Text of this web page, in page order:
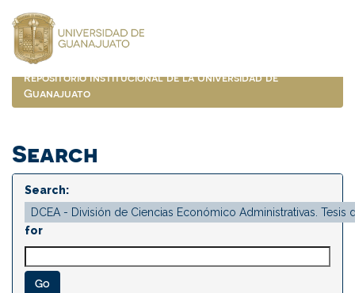
navigation
Repositorio Institucional de la Universidad de
Guanajuato
Search
Search:
for